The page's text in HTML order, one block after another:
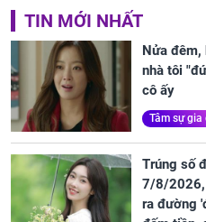
TIN MỚI NHẤT
Nửa
nhà tôi
cô ấy
Tâm sự gia
Trúng số
7/8/2026,
ra đường